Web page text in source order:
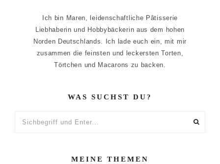
Ich bin Maren, leidenschaftliche Pâtisserie
Liebhaberin und Hobbybäckerin aus dem hohen
Norden Deutschlands. Ich lade euch ein, mit mir
zusammen die feinsten und leckersten Torten,
Törtchen und Macarons zu backen.
WAS SUCHST DU?
MEINE THEMEN